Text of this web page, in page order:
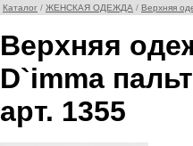
Каталог / ЖЕНСКАЯ ОДЕЖДА / Верхняя
Верхняя
D`imma
арт. 1355